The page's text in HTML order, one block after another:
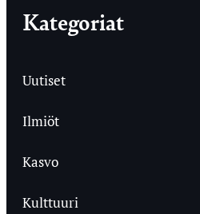
Kategoriat
Uutiset
Ilmiöt
Kasvo
Kulttuuri